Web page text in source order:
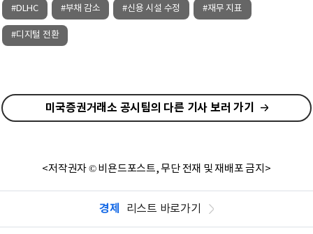
#DLHC #부채 감소 #신용 시설 수정 #재무 지표
#디지털 전환
미국증권거래소 공시팀의 다른 기사 보러 가기
<저작권자 © 비욘드포스트, 무단 전재 및 재배포 금지>
경제 리스트 바로가기